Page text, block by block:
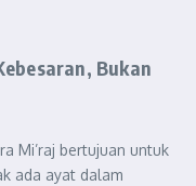
Bukan
Mi’raj bertujuan untuk
ada ayat dalam